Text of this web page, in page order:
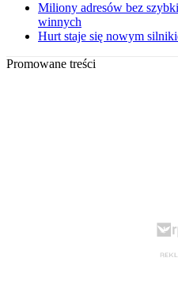
Miliony adresów bez
winnych
Hurt staje się nowym
Promowane treści